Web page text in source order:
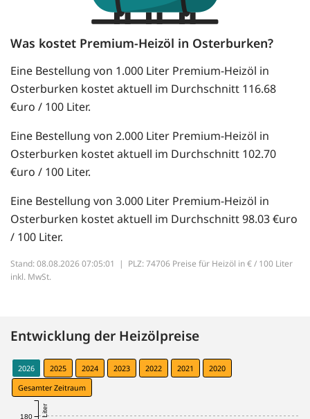
Was kostet Premium-Heizöl in Osterburken?
Eine Bestellung von 1.000 Liter Premium-Heizöl in
Osterburken kostet aktuell im Durchschnitt 116.68
€uro / 100 Liter.
Eine Bestellung von 2.000 Liter Premium-Heizöl in
Osterburken kostet aktuell im Durchschnitt 102.70
€uro / 100 Liter.
Eine Bestellung von 3.000 Liter Premium-Heizöl in
Osterburken kostet aktuell im Durchschnitt 98.03 €uro
/ 100 Liter.
Stand: 08.08.2026 07:05:01 | PLZ: 74706 Preise für Heizöl in € / 100 Liter
inkl. MwSt.
Entwicklung der Heizölpreise
2026 2025 2024 2023 2022 2021
2020
Gesamter Zeitraum
180